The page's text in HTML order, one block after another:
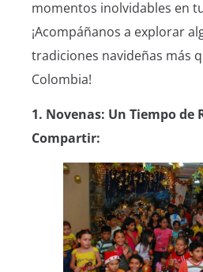
momentos inolvidables en
¡Acompáñanos a explorar
tradiciones navideñas más
Colombia!
1. Novenas: Un Tiempo de
Compartir: